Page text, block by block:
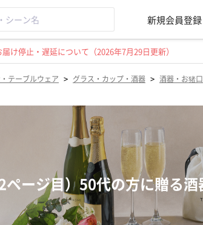
新規会員登録
け停止・遅延について（2026年7月29日更新）
テーブルウェア > グラス・カップ・酒器 > 酒器・お猪口
2ページ目）50代の方に贈る